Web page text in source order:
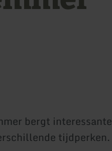
bergt interessante
tijdperken.